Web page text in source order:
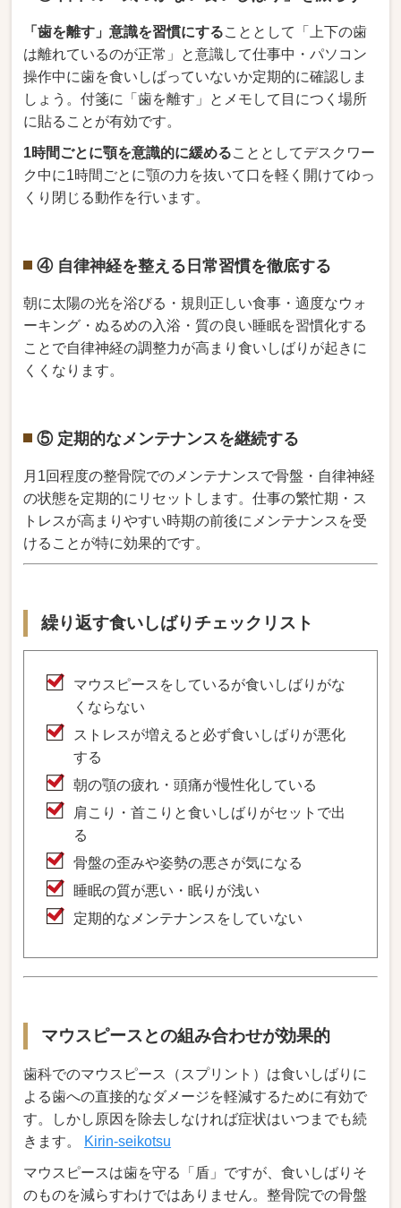
「歯を離す」意識を習慣にすることとして「上下の歯
は離れているのが正常」と意識して仕事中・パソコン
操作中に歯を食いしばっていないか定期的に確認しま
しょう。付箋に「歯を離す」とメモして目につく場所
に貼ることが有効です。
1時間ごとに顎を意識的に緩めることとしてデスクワー
ク中に1時間ごとに顎の力を抜いて口を軽く開けてゆっ
くり閉じる動作を行います。
④ 自律神経を整える日常習慣を徹底する
朝に太陽の光を浴びる・規則正しい食事・適度なウォ
ーキング・ぬるめの入浴・質の良い睡眠を習慣化する
ことで自律神経の調整力が高まり食いしばりが起きに
くくなります。
⑤ 定期的なメンテナンスを継続する
月1回程度の整骨院でのメンテナンスで骨盤・自律神経
の状態を定期的にリセットします。仕事の繁忙期・ス
トレスが高まりやすい時期の前後にメンテナンスを受
けることが特に効果的です。
繰り返す食いしばりチェックリスト
マウスピースをしているが食いしばりがな
くならない
ストレスが増えると必ず食いしばりが悪化
する
朝の顎の疲れ・頭痛が慢性化している
肩こり・首こりと食いしばりがセットで出
る
骨盤の歪みや姿勢の悪さが気になる
睡眠の質が悪い・眠りが浅い
定期的なメンテナンスをしていない
マウスピースとの組み合わせが効果的
歯科でのマウスピース（スプリント）は食いしばりに
よる歯への直接的なダメージを軽減するために有効で
す。しかし原因を除去しなければ症状はいつまでも続
きます。
Kirin-seikotsu
マウスピースは歯を守る「盾」ですが、食いしばりそ
のものを減らすわけではありません。整骨院での骨盤